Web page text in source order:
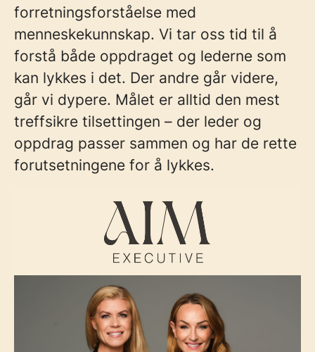
forretningsforståelse med
menneskekunnskap. Vi tar oss tid til å
forstå både oppdraget og lederne som
kan lykkes i det. Der andre går videre,
går vi dypere. Målet er alltid den mest
treffsikre tilsettingen – der leder og
oppdrag passer sammen og har de rette
forutsetningene for å lykkes.